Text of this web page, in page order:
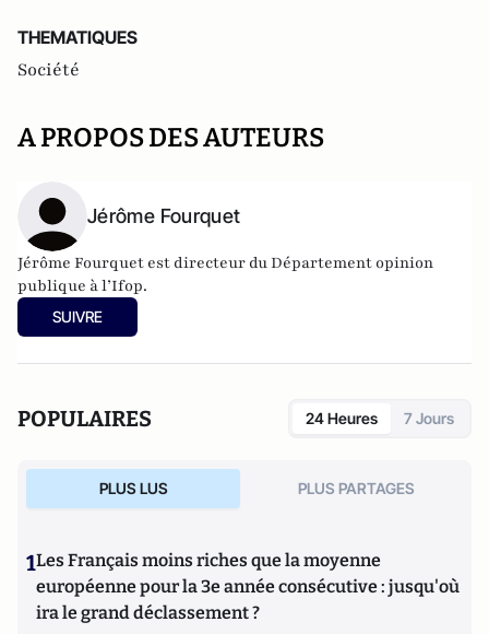
THEMATIQUES
Société
A PROPOS DES AUTEURS
Jérôme Fourquet
Jérôme Fourquet est directeur du Département opinion
publique à l’Ifop.
SUIVRE
POPULAIRES 24 Heures 7 Jours
PLUS LUS PLUS PARTAGES
1Les Français moins riches que la moyenne
européenne pour la 3e année consécutive : jusqu'où
ira le grand déclassement ?